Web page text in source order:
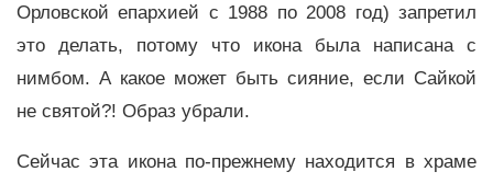
Орловской епархией с 1988 по 2008 год) запретил
это делать, потому что икона была написана с
нимбом. А какое может быть сияние, если Сайкой
не святой?! Образ убрали.
Сейчас эта икона по-прежнему находится в храме